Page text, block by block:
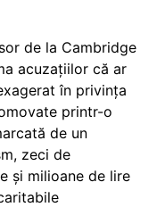
de la Cambridge
acuzațiilor că ar
în privința
printr-o
de un
zeci de
și milioane de lire